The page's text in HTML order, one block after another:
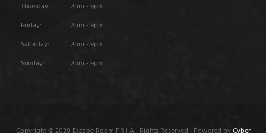
Thursday:
2pm - 9pm
Friday:
2pm - 9pm
Saturday:
2pm - 9pm
Sunday:
2pm - 9pm